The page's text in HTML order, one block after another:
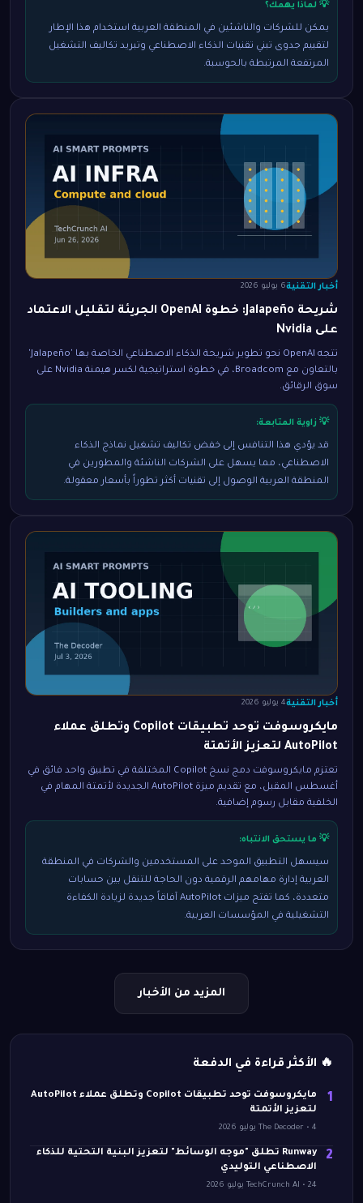
💡 لماذا يهمك؟
يمكن للشركات والناشئين في المنطقة العربية استخدام هذا الإطار
لتقييم جدوى تبني تقنيات الذكاء الاصطناعي وتبريد تكاليف التشغيل
المرتفعة المرتبطة بالحوسبة.
أخبار التقنية6 يوليو 2026
شريحة Jalapeño: خطوة OpenAI الجريئة لتقليل الاعتماد
على Nvidia
تتجه OpenAI نحو تطوير شريحة الذكاء الاصطناعي الخاصة بها 'Jalapeño'
بالتعاون مع Broadcom، في خطوة استراتيجية لكسر هيمنة Nvidia على
سوق الرقائق.
💡 زاوية المتابعة:
قد يؤدي هذا التنافس إلى خفض تكاليف تشغيل نماذج الذكاء
الاصطناعي، مما يسهل على الشركات الناشئة والمطورين في
المنطقة العربية الوصول إلى تقنيات أكثر تطوراً بأسعار معقولة.
أخبار التقنية4 يوليو 2026
مايكروسوفت توحد تطبيقات Copilot وتطلق عملاء
AutoPilot لتعزيز الأتمتة
تعتزم مايكروسوفت دمج نسخ Copilot المختلفة في تطبيق واحد فائق في
أغسطس المقبل، مع تقديم ميزة AutoPilot الجديدة لأتمتة المهام في
الخلفية مقابل رسوم إضافية.
💡 ما يستحق الانتباه:
سيسهل التطبيق الموحد على المستخدمين والشركات في المنطقة
العربية إدارة مهامهم الرقمية دون الحاجة للتنقل بين حسابات
متعددة، كما تفتح ميزات AutoPilot آفاقاً جديدة لزيادة الكفاءة
التشغيلية في المؤسسات العربية.
المزيد من الأخبار
🔥 الأكثر قراءة في الدفعة
1
مايكروسوفت توحد تطبيقات Copilot وتطلق عملاء AutoPilot
لتعزيز الأتمتة
The Decoder • 4 يوليو 2026
2
Runway تطلق "موجه الوسائط" لتعزيز البنية التحتية للذكاء
الاصطناعي التوليدي
TechCrunch AI • 24 يوليو 2026